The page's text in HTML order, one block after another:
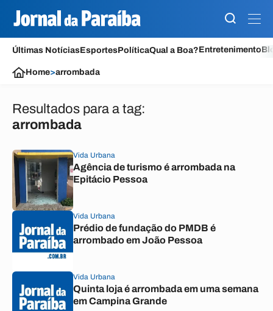
Últimas NotíciasEsportesPolíticaQual a Boa?Entretenimento
Home>arrombada
Resultados para a tag:
arrombada
Vida Urbana
Agência de turismo é arrombada na
Epitácio Pessoa
Vida Urbana
Prédio de fundação do PMDB é
arrombado em João Pessoa
Vida Urbana
Quinta loja é arrombada em uma semana
em Campina Grande